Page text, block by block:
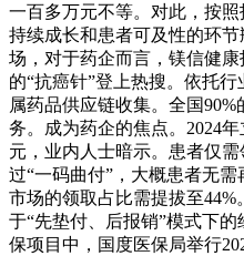
一百多万元不等。对此，按
持续成长和患者可及性的环
场，对于药企而言，镁信健
的“抗癌针”登上热搜。依托
属药品供应链收集。全国
务。成为药企的焦点。2024
元，业内人士暗示。患者仅
过“一码曲付”，大概患者无
市场的领取占比需提拔至
于“先垫付、后报销”模式下
保项目中，国度医保局举行